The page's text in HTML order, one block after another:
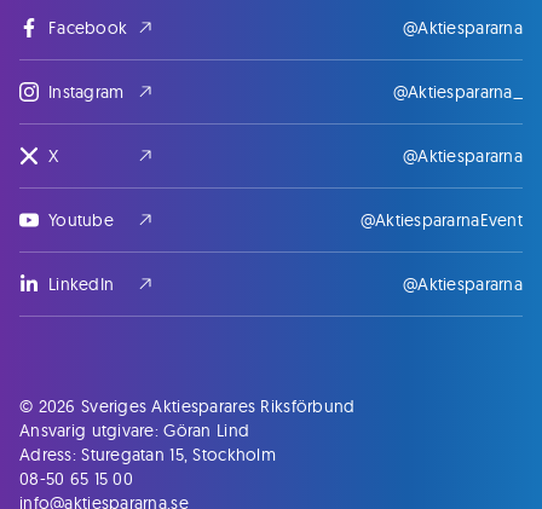
Facebook @Aktiespararna
Instagram @Aktiespararna_
X @Aktiespararna
Youtube @AktiespararnaEvent
LinkedIn @Aktiespararna
© 2026 Sveriges Aktiesparares Riksförbund
Ansvarig utgivare: Göran Lind
Adress: Sturegatan 15, Stockholm
08-50 65 15 00
info@aktiespararna.se